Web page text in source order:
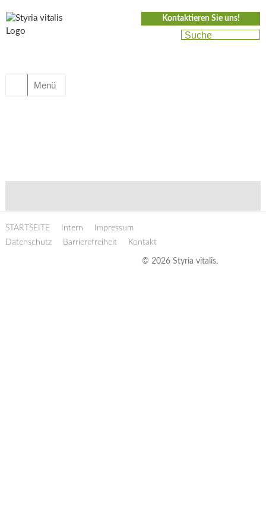
Kontaktieren Sie uns!
Menü
STARTSEITE Intern
Impressum
Datenschutz
Barrierefreiheit Kontakt
© 2026 Styria vitalis.